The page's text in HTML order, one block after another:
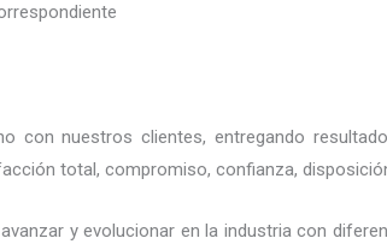
con nuestros clientes, entregando
total, compromiso, confianza,
y evolucionar en la industria con